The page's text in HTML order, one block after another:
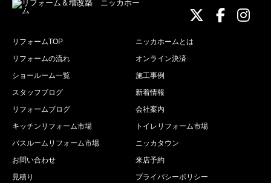
ニッカ
ニッニ
リフォームTOP
ニッカホームとは
リフォームの流れ
オンライン決済
ショールーム一覧
施工事例
スタッフブログ
新着情報
リフォームブログ
会社案内
キッチンリフォーム市場
トイレリフォーム市場
バスルームリフォーム市場
ニッカタウン
お問い合わせ
来店予約
見積り
プライバシーポリシー